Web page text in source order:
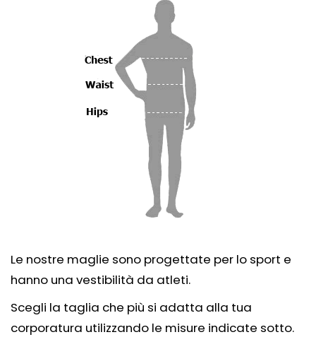
Le nostre maglie sono progettate per lo sport e
hanno una vestibilità da atleti.
Scegli la taglia che più si adatta alla tua
corporatura utilizzando le misure indicate sotto.